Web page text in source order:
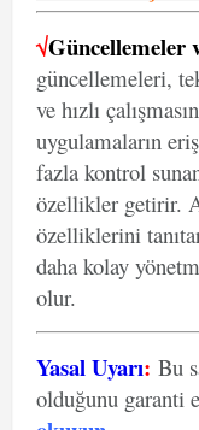
√Güncellemeler
güncellemeleri,
ve hızlı
uygulamaların
fazla kontrol
özellikler getirir.
özelliklerini
daha kolay
olur.
Yasal Uyarı: Bu
olduğunu garanti